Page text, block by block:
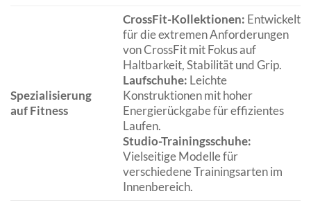
Spezialisierung
auf Fitness
CrossFit-Kollektionen: Entwickelt
für die extremen Anforderungen
von CrossFit mit Fokus auf
Haltbarkeit, Stabilität und Grip.
Laufschuhe: Leichte
Konstruktionen mit hoher
Energierückgabe für effizientes
Laufen.
Studio-Trainingsschuhe:
Vielseitige Modelle für
verschiedene Trainingsarten im
Innenbereich.